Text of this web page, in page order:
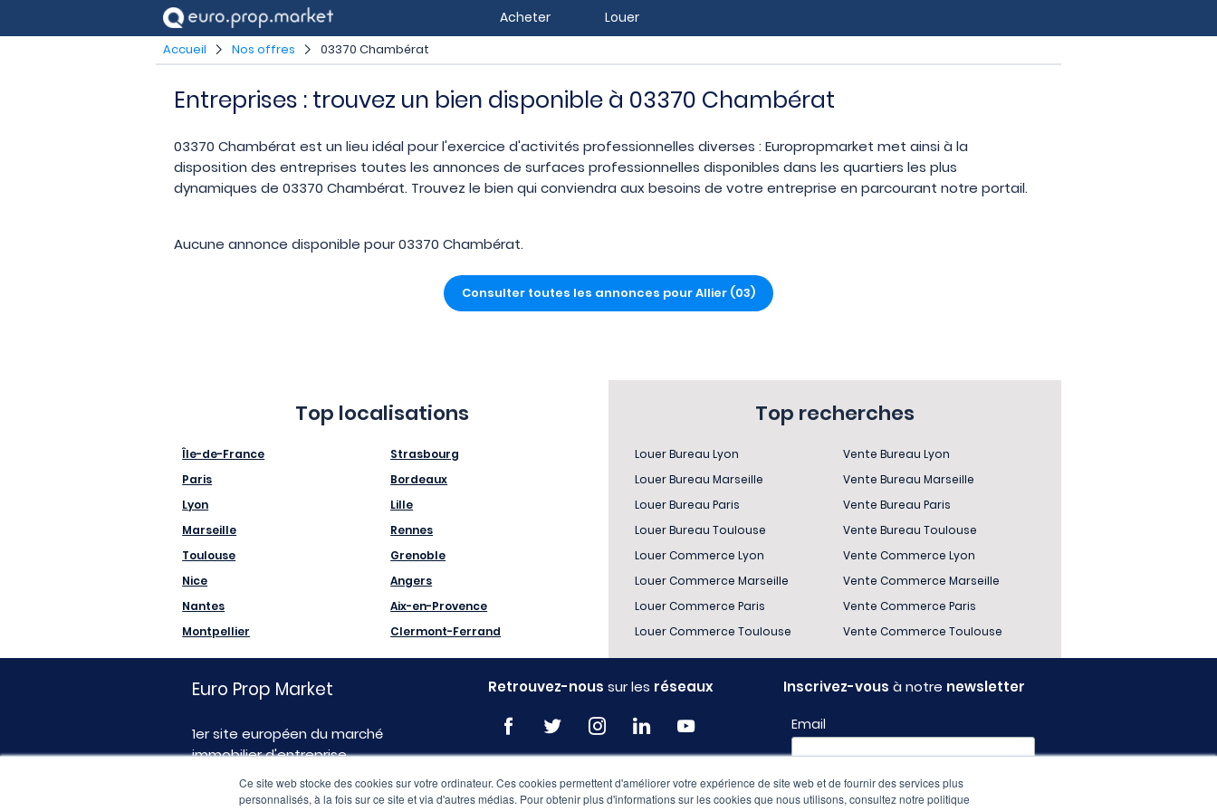
Ce site web stocke des cookies sur votre ordinateur. Ces cookies permettent d'améliorer votre expérience de site web et de fournir des services plus
personnalisés, à la fois sur ce site et via d'autres médias. Pour obtenir plus d'informations sur les cookies que nous utilisons, consultez notre politique
Acheter Louer
Accueil Nos offres 03370 Chambérat
Entreprises : trouvez un bien disponible à 03370 Chambérat
03370 Chambérat est un lieu idéal pour l'exercice d'activités professionnelles diverses : Europropmarket met ainsi à la
disposition des entreprises toutes les annonces de surfaces professionnelles disponibles dans les quartiers les plus
dynamiques de 03370 Chambérat. Trouvez le bien qui conviendra aux besoins de votre entreprise en parcourant notre portail.
Aucune annonce disponible pour 03370 Chambérat.
Consulter toutes les annonces pour Allier (03)
Top localisations
Île-de-France
Paris
Lyon
Marseille
Toulouse
Nice
Nantes
Montpellier
Strasbourg
Bordeaux
Lille
Rennes
Grenoble
Angers
Aix-en-Provence
Clermont-Ferrand
Top recherches
Louer Bureau Lyon
Louer Bureau Marseille
Louer Bureau Paris
Louer Bureau Toulouse
Louer Commerce Lyon
Louer Commerce Marseille
Louer Commerce Paris
Louer Commerce Toulouse
Vente Bureau Lyon
Vente Bureau Marseille
Vente Bureau Paris
Vente Bureau Toulouse
Vente Commerce Lyon
Vente Commerce Marseille
Vente Commerce Paris
Vente Commerce Toulouse
Euro Prop Market
1er site européen du marché
immobilier d'entreprise
Retrouvez-nous sur les réseaux Inscrivez-vous à notre newsletter
Email
Profil